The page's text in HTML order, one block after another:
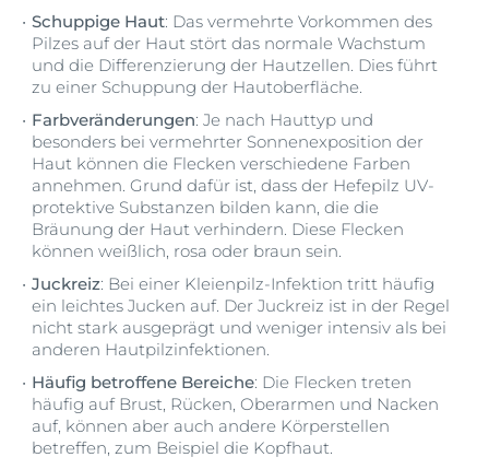
Schuppige Haut: Das vermehrte Vorkommen des
Pilzes auf der Haut stört das normale Wachstum
und die Differenzierung der Hautzellen. Dies führt
zu einer Schuppung der Hautoberfläche.
Farbveränderungen: Je nach Hauttyp und
besonders bei vermehrter Sonnenexposition der
Haut können die Flecken verschiedene Farben
annehmen. Grund dafür ist, dass der Hefepilz UV-
protektive Substanzen bilden kann, die die
Bräunung der Haut verhindern. Diese Flecken
können weißlich, rosa oder braun sein.
Juckreiz: Bei einer Kleienpilz-Infektion tritt häufig
ein leichtes Jucken auf. Der Juckreiz ist in der Regel
nicht stark ausgeprägt und weniger intensiv als bei
anderen Hautpilzinfektionen.
Häufig betroffene Bereiche: Die Flecken treten
häufig auf Brust, Rücken, Oberarmen und Nacken
auf, können aber auch andere Körperstellen
betreffen, zum Beispiel die Kopfhaut.